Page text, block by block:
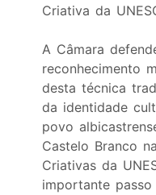
Criativa da
A Câmara
reconhecimento
desta técnica
da identidade
povo
Castelo Branco
Criativas da
importante